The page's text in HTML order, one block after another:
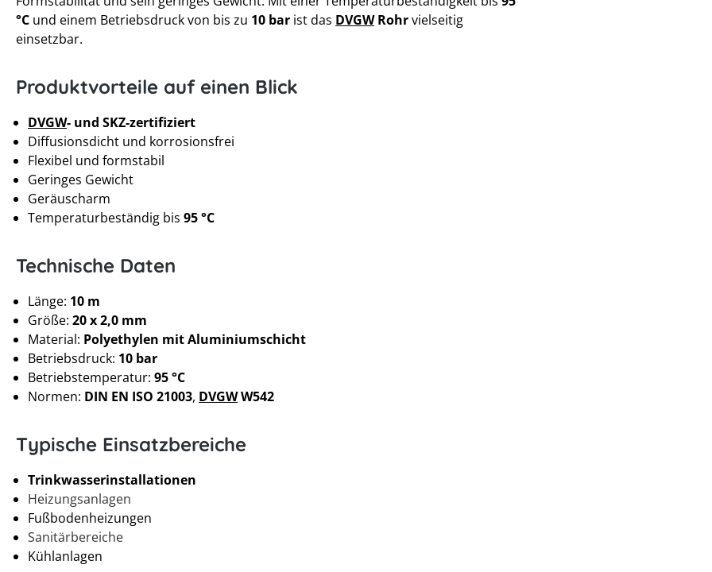
°C und einem Betriebsdruck von bis zu 10 bar ist das DVGWRohrvielseitig
einsetzbar.
Produktvorteile auf einen Blick
DVGW- und SKZ-zertifiziert
Diffusionsdicht und korrosionsfrei
Flexibel und formstabil
Geringes Gewicht
Geräuscharm
Temperaturbeständig bis 95 °C
Technische Daten
Länge: 10 m
Größe: 20 x 2,0 mm
Material: Polyethylen mit Aluminiumschicht
Betriebsdruck: 10 bar
Betriebstemperatur: 95 °C
Normen: DIN EN ISO 21003, DVGWW542
Typische Einsatzbereiche
Trinkwasserinstallationen
Heizungsanlagen
Fußbodenheizungen
Sanitärbereiche
Kühlanlagen